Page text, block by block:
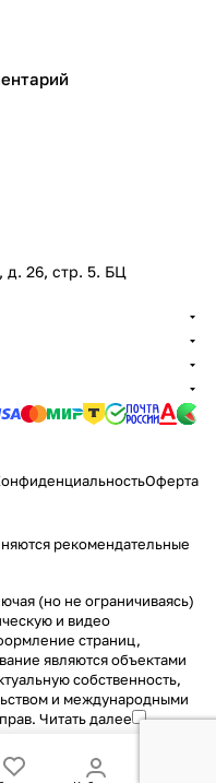
д. 26, стр. 5. БЦ
Оферта
рекомендательные
(но не ограничиваясь)
и видео
страниц,
являются объектами
собственность,
и международными
Читать далее